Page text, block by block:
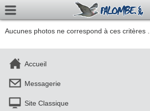
Aucunes photos ne correspond à ces critères ...
Accueil
Messagerie
Site Classique